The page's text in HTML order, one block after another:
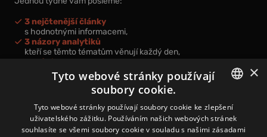
3 nejčtenější články
s hodnotnými informacemi,
3 názory analytiků
kteří se těmto tématům věnují každý den,
nová videa a podcasty
k prohloubení vašich znalostí.
Přihlášením k newsletteru vyjadřujete svůj souhlas spodmínkami
CZECH
×
Tyto webové stránky používají
soubory cookie.
Tyto webové stránky používají soubory cookie ke zlepšení
uživatelského zážitku. Používáním našich webových stránek
souhlasíte se všemi soubory cookie v souladu s našimi zásadami